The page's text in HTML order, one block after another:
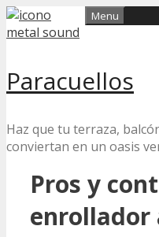
Skip
to
Paracuellos
Haz que tu terraza,
conviertan en un oasis
Menu
Pros y